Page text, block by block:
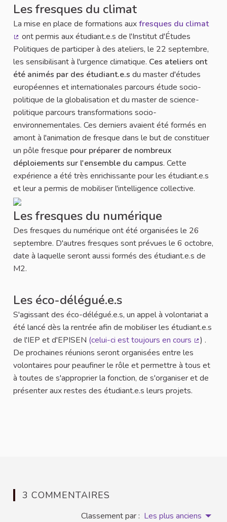
Les fresques du climat
La mise en place de formations auxfresques du climat
(Lien externe)
ont permis aux étudiant.e.s de l'Institut d'Études
Politiques de participer à des ateliers, le 22 septembre,
les sensibilisant à l'urgence climatique. Ces ateliers ont
été animés par des étudiant.e.s du master d'études
européennes et internationales parcours étude socio-
politique de la globalisation et du master de science-
politique parcours transformations socio-
environnementales. Ces derniers avaient été formés en
amont à l'animation de fresque dans le but de constituer
un pôle fresque pour préparer de nombreux
déploiements sur l'ensemble du campus. Cette
expérience a été très enrichissante pour les étudiant.e.s
et leur a permis de mobiliser l'intelligence collective.
Les fresques du numérique
Des fresques du numérique ont été organisées le 26
septembre. D'autres fresques sont prévues le 6 octobre,
date à laquelle seront aussi formés des étudiant.e.s de
M2.
Les éco-délégué.e.s
S'agissant des éco-délégué.e.s, un appel à volontariat a
été lancé dès la rentrée afin de mobiliser les étudiant.e.s
de l'IEP et d'EPISEN (celui-ci est toujours en cours
) .
De prochaines réunions seront organisées entre les
volontaires pour peaufiner le rôle et permettre à tous et
à toutes de s'approprier la fonction, de s'organiser et de
présenter aux restes des étudiant.e.s leurs projets.
3 COMMENTAIRES
Classement par : Les plus anciens